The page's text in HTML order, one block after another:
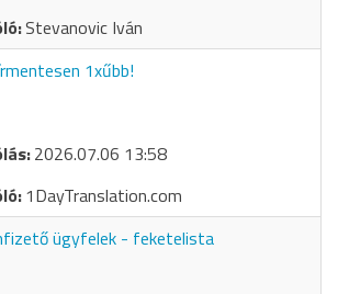
Stevanovic Iván
1xűbb!
2026.07.06 13:58
1DayTranslation.com
ügyfelek - feketelista